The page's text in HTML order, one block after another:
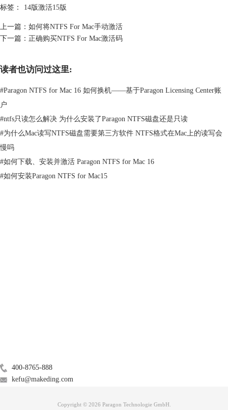
标签： 14版激活15版
上一篇： 如何将NTFS For Mac手动激活
下一篇： 正确购买NTFS For Mac激活码
读者也访问过这里:
#Paragon NTFS for Mac 16 如何换机——基于Paragon Licensing Center账
户
#ntfs只读怎么解决 为什么安装了Paragon NTFS磁盘还是只读
#为什么Mac读写NTFS磁盘需要第三方软件 NTFS格式在Mac上的读写会
慢吗
#如何下载、安装并激活 Paragon NTFS for Mac 16
#如何安装Paragon NTFS for Mac15
400-8765-888
kefu@makeding.com
Copyright © 2026 Paragon Technologie GmbH.